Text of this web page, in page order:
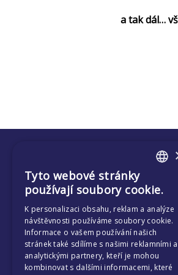
a tak dál…
Tyto webové stránky
používají soubory cookie.
K personalizaci obsahu, reklam a analýze
návštěvnosti používáme soubory cookie.
Informace o vašem používání našich
stránek také sdílíme s našimi reklamními a
analytickými partnery, kteří je mohou
kombinovat s dalšími informacemi, které